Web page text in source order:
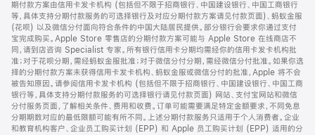
期付款方案由信用卡发卡机构 (包括但不限于招商银行、中国建设银行、中国工商银行
等，具体支持分期付款服务的可选择银行及对应分期付款方案请见付款页面)、蚂蚁金服
(花呗) 以及微信分付面向符合条件的中国大陆居民提供。部分银行会要求你通过支付
宝完成购买。Apple Store 零售店的分期付款方案可能与 Apple Store 在线商店不
同，请到店咨询 Specialist 专家。所有银行信用卡分期均需经你的信用卡发卡机构批
准；对于花呗分期，需经蚂蚁金服批准；对于微信分付分期，需经微信分付批准。如果你选
择的分期付款方案未获得信用卡发卡机构、蚂蚁金服或微信分付的批准，Apple 将不会
被告知原因。请参阅信用卡发卡机构 (包括但不限于招商银行、中国建设银行、中国工商
银行等，具体支持分期付款服务的可选择银行请见付款页面) 网站、支付宝网站和微信
分付服务页面，了解相关条件、费用和收费。订单可能需要满足特定金额要求，不同免息
分期期数对应的最低限额可能有所不同。上述分期付款服务只适用于个人消费者。企业
和教育机构客户、企业员工购买计划 (EPP) 和 Apple 员工购买计划 (EPP) 适用的分